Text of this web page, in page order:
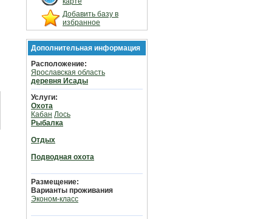
Добавить базу в
избранное
Дополнительная информация
Расположение:
Ярославская область
деревня Исады
Услуги:
Охота
Кабан Лось
Рыбалка
Отдых
Подводная охота
Размещение:
Варианты проживания
Эконом-класс